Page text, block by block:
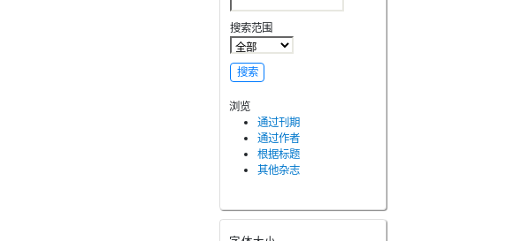
搜索范围
浏览
通过刊期
通过作者
根据标题
其他杂志